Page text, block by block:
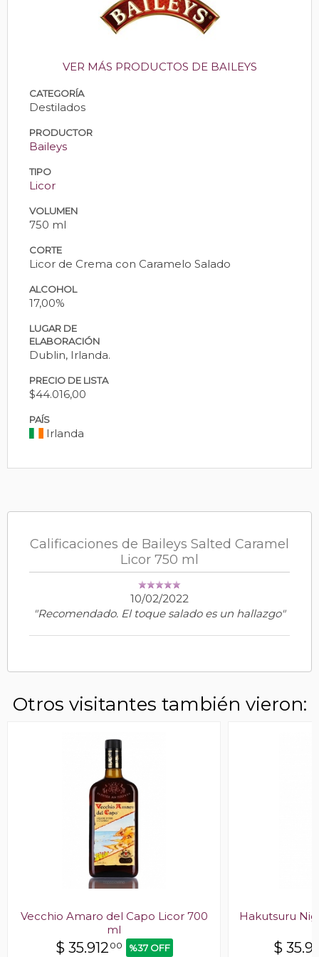
VER MÁS PRODUCTOS DE BAILEYS
CATEGORÍA
Destilados
PRODUCTOR
Baileys
TIPO
Licor
VOLUMEN
750 ml
CORTE
Licor de Crema con Caramelo Salado
ALCOHOL
17,00%
LUGAR DE
ELABORACIÓN
Dublin, Irlanda.
PRECIO DE LISTA
$44.016,00
PAÍS
Irlanda
Calificaciones de Baileys Salted Caramel
Licor 750 ml
10/02/2022
"Recomendado. El toque salado es un hallazgo"
Otros visitantes también vieron:
Vecchio Amaro del Capo Licor 700
ml
$ 35.912 00 %37 OFF
Hakutsuru
$